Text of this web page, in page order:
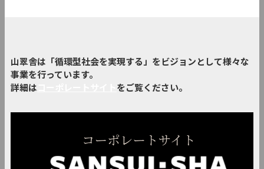
山翠舎は「循環型社会を実現する」をビジョンとして様々な
事業を行っています。
詳細は
をご覧ください。